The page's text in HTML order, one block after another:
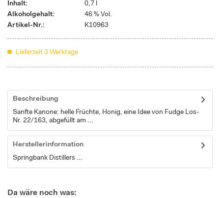
Inhalt:
0,7 l
Alkoholgehalt:
46 % Vol.
Artikel-Nr.:
K10963
Lieferzeit 3 Werktage
Beschreibung
Sanfte Kanone: helle Früchte, Honig, eine Idee von Fudge Los-
Nr. 22/163, abgefüllt am ...
Herstellerinformation
Springbank Distillers ...
Da wäre noch was: